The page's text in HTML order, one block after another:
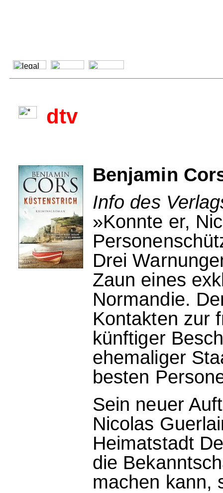
dtv
Benjamin
Info des
»Konnte er,
Drei
Zaun eines
Normandie.
Kontakten zur
künftiger
ehemaliger
besten
Sein neuer
Nicolas
Heimatstadt
die
machen kann,